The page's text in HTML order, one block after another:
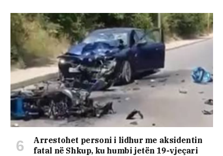
Arrestohet personi i lidhur me aksidentin
fatal në Shkup, ku humbi jetën 19-vjeçari